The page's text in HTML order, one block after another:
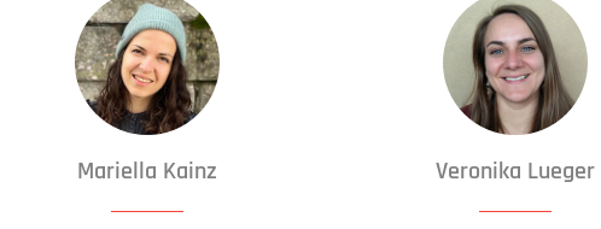
Mariella Kainz Veronika Lueger